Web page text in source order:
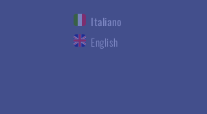
Italiano
English